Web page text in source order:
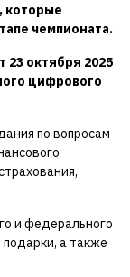
которые
чемпионата.
октября 2025
цифрового
по вопросам
и федерального
а также